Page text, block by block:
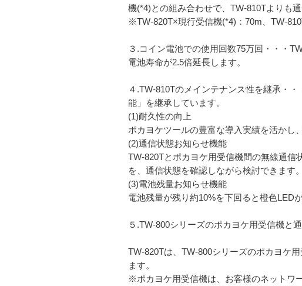
機(*4)との組み合わせで、TW-810Tよりも
※TW-820T×現行受信機(*4)：70m、TW-
３.コイン電池での使用回数75万回・・・
電池寿命が2.5倍延長します。
４.TW-810Tのメインテナンス性を継承・
能」を継承しています。
(1)耐久性の向上
ポカヨケツールの豊富な導入実績を活かし
(2)通信状態お知らせ機能
TW-820Tとポカヨケ用受信機間の無線通
を、通信状態を確認しながら検討できます。
(3)電池残量お知らせ機能
電池残量が残り約10%を下回ると橙色LED
５.TW-800シリーズのポカヨケ用受信機と
TW-820Tは、TW-800シリーズのポカヨケ
ます。
※ポカヨケ用受信機は、お客様のネットワ